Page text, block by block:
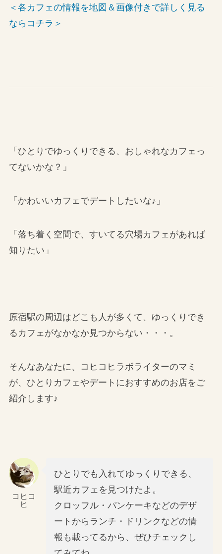
＜各カフェの情報を地図＆画像付きで詳しく見る
ならコチラ＞
「ひとりでゆっくりできる、おしゃれなカフェっ
てないかな？」
「かわいいカフェでデートしたいな♪」
「落ち着く空間で、すいてる穴場カフェがあれば
知りたい」
原宿駅の周辺はどこも人が多くて、ゆっくりでき
るカフェがなかなか見つからない・・・。
そんなあなたに、コヒコヒラボライターのマミ
が、ひとりカフェやデートにおすすめのお店をご
紹介します♪
コヒコ
ヒ
ひとりでも入れてゆっくりできる、
駅近カフェを見つけたよ。
クロッフル・パンケーキなどのデザ
ートからランチ・ドリンクなどの情
報も載ってるから、ぜひチェックし